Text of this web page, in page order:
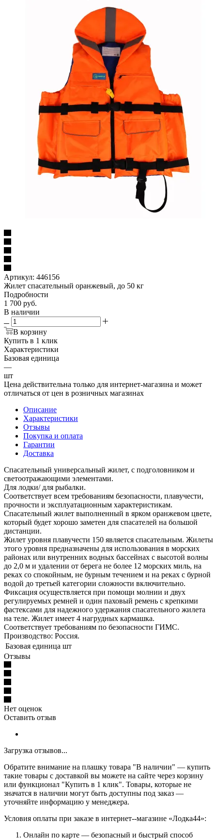
Артикул: 446156
Жилет спасательный оранжевый, до 50 кг
Подробности
1 700 руб.
В наличии
В корзину
Купить в 1 клик
Характеристики
Базовая единица
—
шт
Цена действительна только для интернет-магазина и может
отличаться от цен в розничных магазинах
Описание
Характеристики
Отзывы
Покупка и оплата
Гарантии
Доставка
Спасательный универсальный жилет, с подголовником и
светоотражающими элементами.
Для лодки/ для рыбалки.
Соответствует всем требованиям безопасности, плавучести,
прочности и эксплуатационным характеристикам.
Спасательный жилет выполненный в ярком оранжевом цвете,
который будет хорошо заметен для спасателей на большой
дистанции.
Жилет уровня плавучести 150 является спасательным. Жилеты
этого уровня предназначены для использования в морских
районах или внутренних водных бассейнах с высотой волны
до 2,0 м и удалении от берега не более 12 морских миль, на
реках со спокойным, не бурным течением и на реках с бурной
водой до третьей категории сложности включительно.
Фиксация осуществляется при помощи молнии и двух
регулируемых ремней и один паховый ремень с крепкими
фастексами для надежного удержания спасательного жилета
на теле. Жилет имеет 4 нагрудных кармашка.
Соответствует требованиям по безопасности ГИМС.
Производство: Россия.
Базовая единица шт
Отзывы
Нет оценок
Оставить отзыв
Загрузка отзывов...
Обратите внимание на плашку товара "В наличии" — купить
такие товары с доставкой вы можете на сайте через корзину
или функционал "Купить в 1 клик". Товары, которые не
значатся в наличии могут быть доступны под заказ —
уточняйте информацию у менеджера.
Условия оплаты при заказе в интернет--магазине «Лодка44»:
Онлайн по карте — безопасный и быстрый способ